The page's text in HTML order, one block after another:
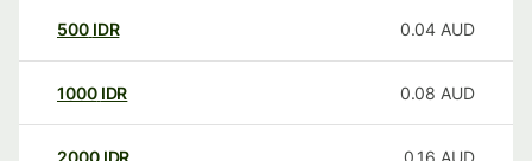
500 IDR 0.04 AUD
1000 IDR 0.08 AUD